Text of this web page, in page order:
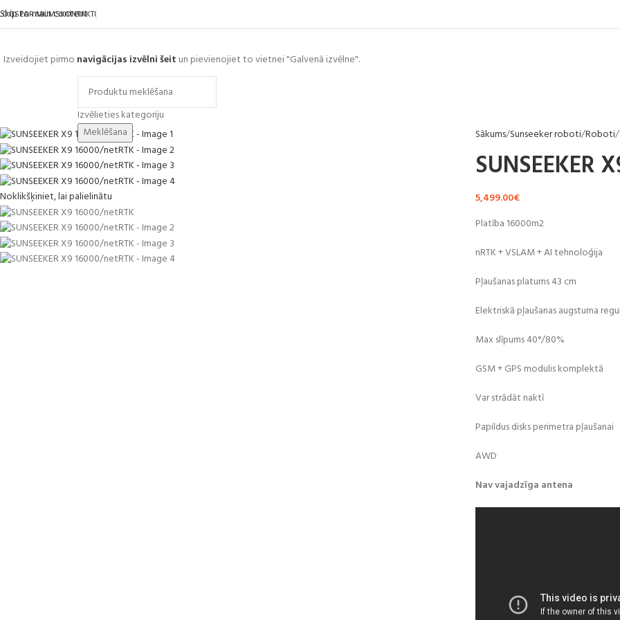
Skip to main content
PAR MUMSKONTAKTI
Izveidojiet pirmo navigācijas izvēlni šeit un pievienojiet to vietnei "Galvenā izvēlne".
Izvēlieties kategoriju
Meklēšana
Noklikšķiniet, lai palielinātu
Sākums Sunseeker roboti Roboti
SUNSEEKER
5,499.00€
Platība 16000m2
nRTK + VSLAM + AI tehnoloģija
Pļaušanas platums 43 cm
Elektriskā pļaušanas augstuma
Max slīpums 40°/80%
GSM + GPS modulis komplektā
Var strādāt naktī
Papildus disks perimetra pļaušanai
AWD
Nav vajadzīga antena